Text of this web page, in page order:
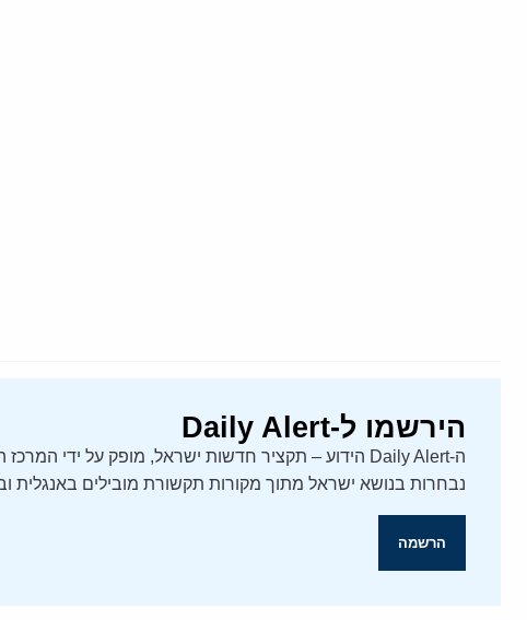
הירשמו ל-Daily Alert
נבחרות בנושא ישראל מתוך מקורות תקשורת מובילים באנגלית
הרשמה